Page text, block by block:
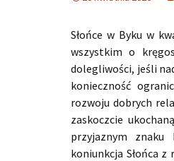
Słońce w Byku w
wszystkim o
dolegliwości, jeśli
konieczność
rozwoju dobrych
zaskoczcie
przyjaznym znaku
koniunkcja Słońca